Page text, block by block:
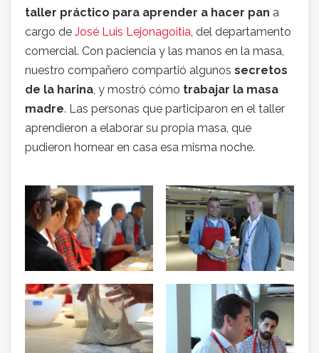
taller práctico para aprender a hacer pan a
cargo de José Luis Lejonagoitia, del departamento
comercial. Con paciencia y las manos en la masa,
nuestro compañero compartió algunos secretos
de la harina, y mostró cómo trabajar la masa
madre. Las personas que participaron en el taller
aprendieron a elaborar su propia masa, que
pudieron hornear en casa esa misma noche.